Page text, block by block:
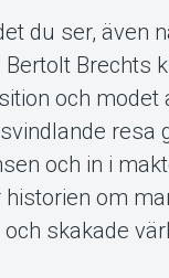
Support
du ser, även
Brechts
och modet
resa
och in i
historien om
skakade